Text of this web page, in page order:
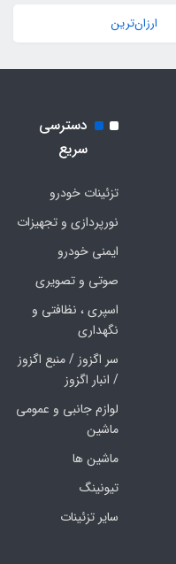
ارزان‌ترین
دسترسی
سریع
تزئینات خودرو
نورپردازی و تجهیزات
ایمنی خودرو
صوتی و تصویری
اسپری ، نظافتی و
نگهداری
سر اگزوز / منبع اگزوز
/ انبار اگزوز
لوازم جانبی و عمومی
ماشین
ماشین ها
تیونینگ
سایر تزئینات